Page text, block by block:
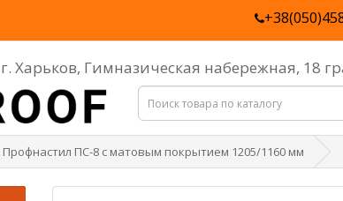
г. Харьков, Гимназическая набережная, 18
Профнастил ПС-8 с матовым покрытием 1205/1160 мм